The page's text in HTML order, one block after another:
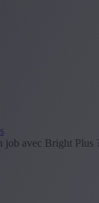
job avec Bright Plus